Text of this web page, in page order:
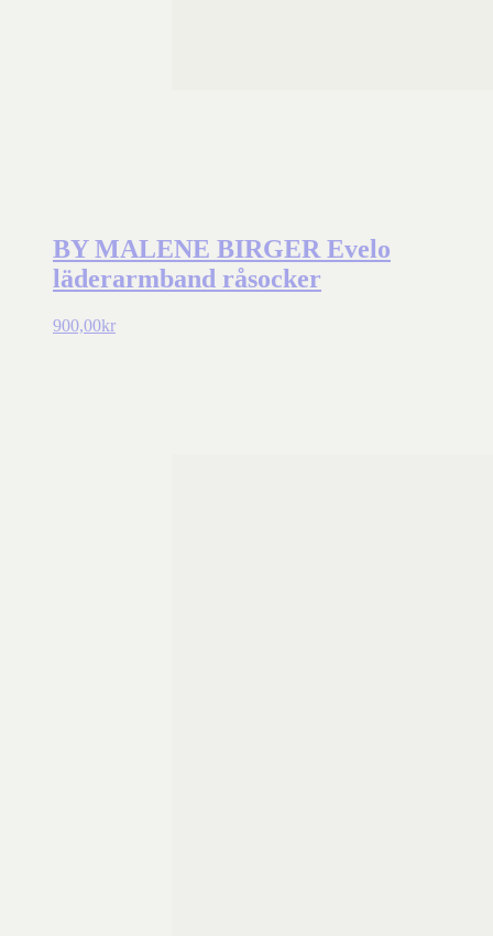
BY MALENE BIRGER Evelo
läderarmband råsocker
900,00kr